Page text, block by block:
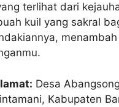
terlihat dari
kuil yang sakral
Desa
Kabupaten